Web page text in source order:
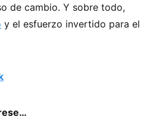
de cambio. Y sobre todo,
y el esfuerzo invertido para el